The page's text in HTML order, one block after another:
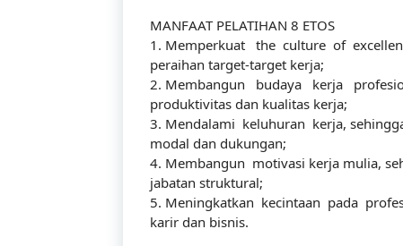
MANFAAT PELATIHAN 8 ETOS
1. Memperkuat the culture of
peraihan target-target kerja;
2. Membangun budaya kerja
produktivitas dan kualitas kerja;
3. Mendalami keluhuran kerja,
modal dan dukungan;
4. Membangun motivasi kerja mulia,
jabatan struktural;
5. Meningkatkan kecintaan pada
karir dan bisnis.